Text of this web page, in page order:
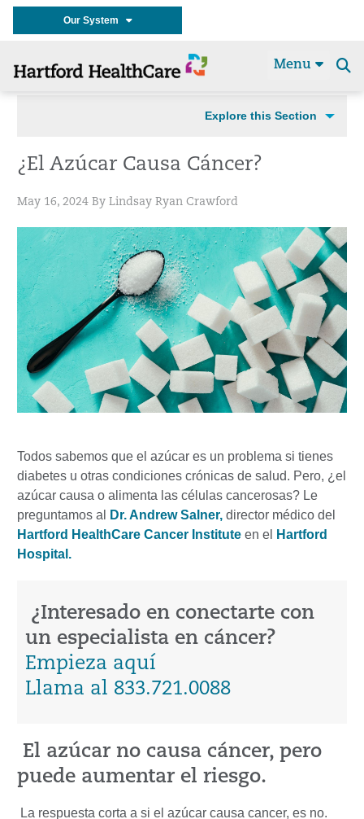
Our System
Menu
Explore this Section
¿El Azúcar Causa Cáncer?
May 16, 2024 By Lindsay Ryan Crawford
Todos sabemos que el azúcar es un problema si tienes
diabetes u otras condiciones crónicas de salud. Pero, ¿el
azúcar causa o alimenta las células cancerosas? Le
preguntamos al
Dr. Andrew Salner, director médico del
Hartford HealthCare Cancer Institute en el
Hartford
Hospital.
¿Interesado en conectarte con
un especialista en cáncer?
Empieza aquí
Llama al 833.721.0088
El azúcar no causa cáncer, pero
puede aumentar el riesgo.
La respuesta corta a si el azúcar causa cancer, es no.